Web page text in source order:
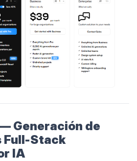
Generación de
Full-Stack
IA